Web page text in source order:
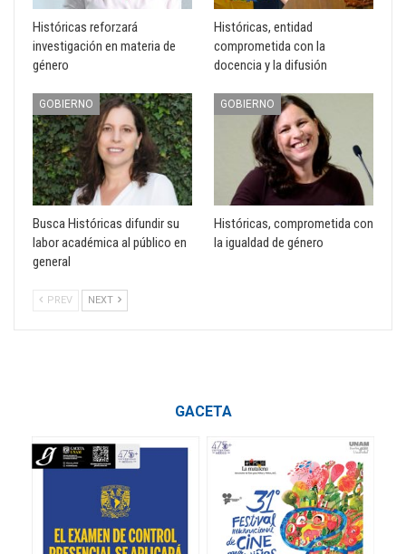
Históricas reforzará
investigación en materia de
género
Históricas, entidad
comprometida con la
docencia y la difusión
GOBIERNO
Busca Históricas difundir su
labor académica al público en
general
GOBIERNO
Históricas, comprometida con
la igualdad de género
PREV NEXT
GACETA